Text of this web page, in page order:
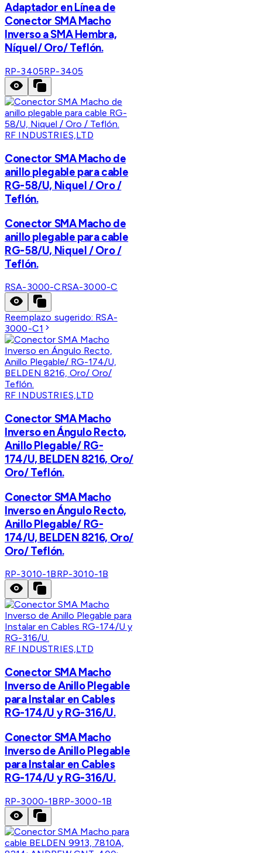
Adaptador en Línea de
Conector SMA Macho
Inverso a SMA Hembra,
Níquel/ Oro/ Teflón.
RP-3405RP-3405
RF INDUSTRIES,LTD
Conector SMA Macho de
anillo plegable para cable
RG-58/U, Niquel / Oro /
Teflón.
Conector SMA Macho de
anillo plegable para cable
RG-58/U, Niquel / Oro /
Teflón.
RSA-3000-CRSA-3000-C
Reemplazo sugerido: RSA-
3000-C1
RF INDUSTRIES,LTD
Conector SMA Macho
Inverso en Ángulo Recto,
Anillo Plegable/ RG-
174/U, BELDEN 8216, Oro/
Oro/ Teflón.
Conector SMA Macho
Inverso en Ángulo Recto,
Anillo Plegable/ RG-
174/U, BELDEN 8216, Oro/
Oro/ Teflón.
RP-3010-1BRP-3010-1B
RF INDUSTRIES,LTD
Conector SMA Macho
Inverso de Anillo Plegable
para Instalar en Cables
RG-174/U y RG-316/U.
Conector SMA Macho
Inverso de Anillo Plegable
para Instalar en Cables
RG-174/U y RG-316/U.
RP-3000-1BRP-3000-1B